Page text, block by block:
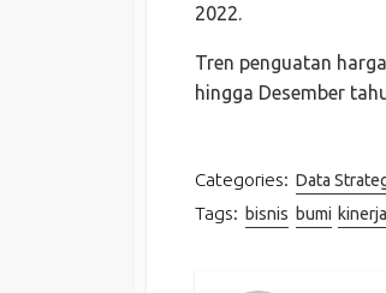
2022.
Tren penguatan
hingga Desember
Categories: Data
Tags: bisnis bumi kinerja